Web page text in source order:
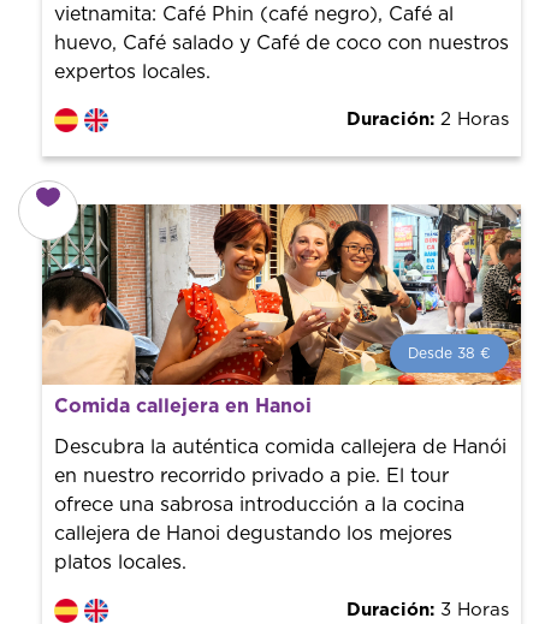
vietnamita: Café Phin (café negro), Café al
huevo, Café salado y Café de coco con nuestros
expertos locales.
Duración: 2 Horas
Desde 38 €
Desde 38 € por persona.
¡Reserva con nosotros! Colaboramos con los mejores
guías de la ciudad para tener el mejor precio y servicio.
Comida callejera en Hanoi
Descubra la auténtica comida callejera de Hanói
en nuestro recorrido privado a pie. El tour
ofrece una sabrosa introducción a la cocina
callejera de Hanoi degustando los mejores
platos locales.
Duración: 3 Horas